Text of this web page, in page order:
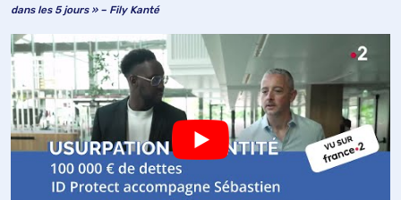
dans les 5 jours » – Fily Kanté